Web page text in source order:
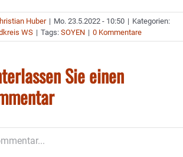
Huber | Mo. 23.5.2022 - 10:50 | Kategorien:
WS | Tags:SOYEN | 0 Kommentare
Sie einen